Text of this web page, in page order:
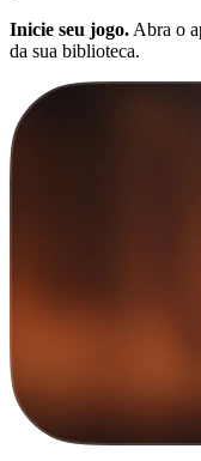
Inicie seu jogo. Abra o
da sua biblioteca.